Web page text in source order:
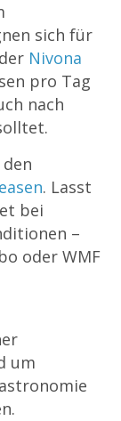
sich für
Nivona
pro Tag
nach
. Lasst
bei
–
oder WMF
um